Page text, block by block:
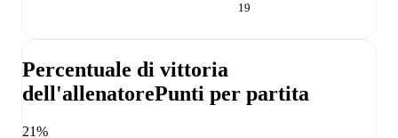
19
Percentuale di vittoria
dell'allenatorePunti per partita
21%